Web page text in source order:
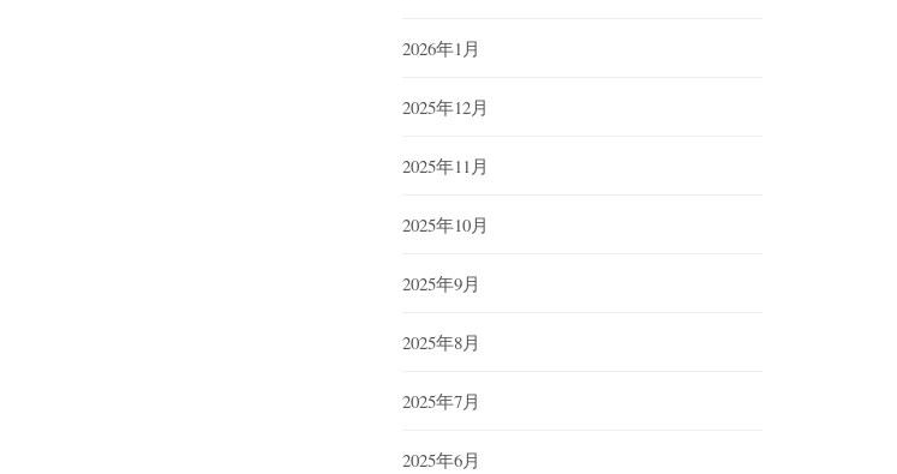
2026年1月
2025年12月
2025年11月
2025年10月
2025年9月
2025年8月
2025年7月
2025年6月